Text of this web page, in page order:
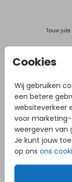
Cookies
Wij gebruiken
een betere
websiteverkeer
voor
weergeven van
Je kunt jouw
op ons ons
Touw jute
Vlag